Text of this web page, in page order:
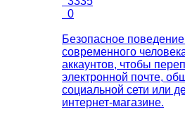
0
Безопасное
современного
аккаунтов, чтобы
электронной почте,
социальной сети или
интернет-магазине.